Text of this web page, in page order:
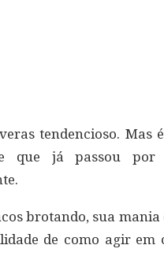
tendencioso. Mas
que já passou por
brotando, sua mania
de como agir em